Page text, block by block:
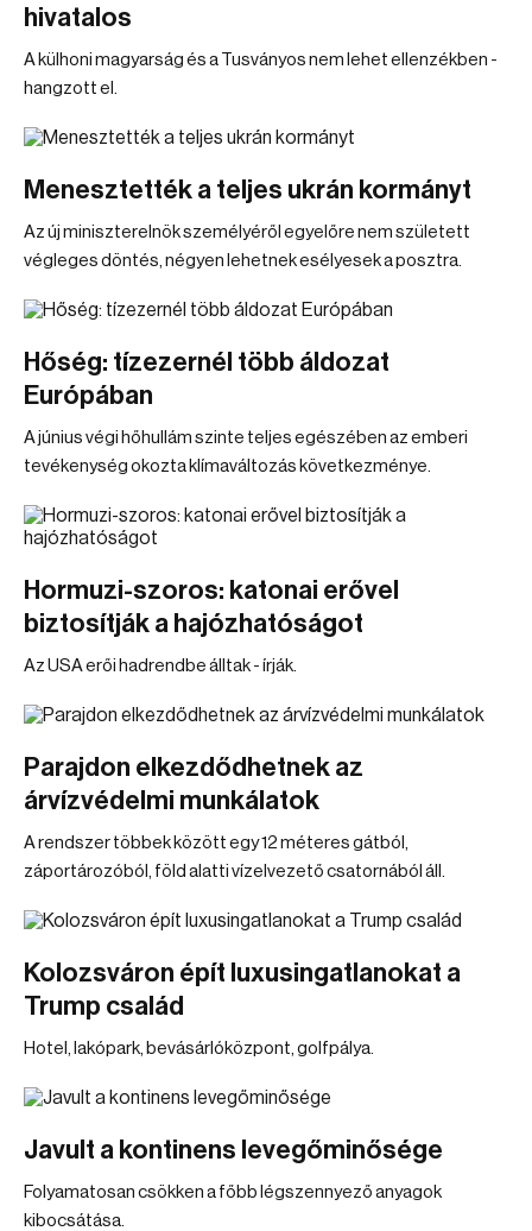
hivatalos
A külhoni magyarság és a Tusványos nem lehet ellenzékben -
hangzott el.
Menesztették a teljes ukrán kormányt
Az új miniszterelnök személyéről egyelőre nem született
végleges döntés, négyen lehetnek esélyesek a posztra.
Hőség: tízezernél több áldozat
Európában
A június végi hőhullám szinte teljes egészében az emberi
tevékenység okozta klímaváltozás következménye.
Hormuzi-szoros: katonai erővel
biztosítják a hajózhatóságot
Az USA erői hadrendbe álltak - írják.
Parajdon elkezdődhetnek az
árvízvédelmi munkálatok
A rendszer többek között egy 12 méteres gátból,
záportározóból, föld alatti vízelvezető csatornából áll.
Kolozsváron épít luxusingatlanokat a
Trump család
Hotel, lakópark, bevásárlóközpont, golfpálya.
Javult a kontinens levegőminősége
Folyamatosan csökken a főbb légszennyező anyagok
kibocsátása.